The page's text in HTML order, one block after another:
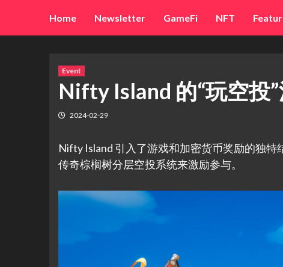
content
Home Newsletter GameFi NFT
Event
Nifty Island 的“玩空投
2024-02-29
Nifty Island 引入了游戏和加密货币奖励的独特
传奇棕榈树分层空投系统来激励参与。